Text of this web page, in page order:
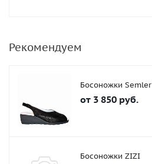
Рекомендуем
Босоножки Semler
от 3 850 руб.
Босоножки ZIZI